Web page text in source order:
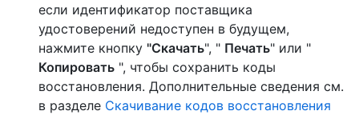
если идентификатор поставщика
удостоверений недоступен в будущем,
нажмите кнопку "Скачать", " Печать" или "
Копировать ", чтобы сохранить коды
восстановления. Дополнительные сведения см.
в разделе Скачивание кодов восстановления